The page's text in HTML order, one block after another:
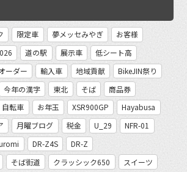
限定車 夢メッセみやぎ
お客様
道の駅 展示車
低シート高
ーダー 輸入車 地域貢献
BikeJIN祭り
今年の漢字 東北 そば
商品券
自転車 お年玉 XSR900GP
Hayabusa
月曜ブログ 税金 U_29
NFR-01
DR-Z4S
DR-Z
そば街道 クラッシック650
スイーツ